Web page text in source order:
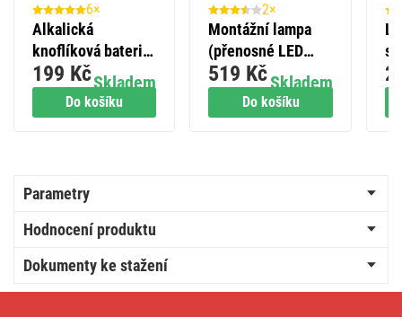
Do košíku
6×
Alkalická
knoflíková baterie
GP A76F (LR44),
10 ks
Skladem
199 Kč
Do košíku
2×
Montážní lampa
(přenosné LED
světlo) do zásuvky,
300 lm, 5 m
Skladem
519 Kč
Parametry
Hodnocení produktu
Dokumenty ke stažení